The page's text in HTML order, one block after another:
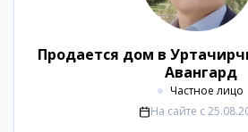
Продается дом в
Авангард
Частное лицо
На сайте с